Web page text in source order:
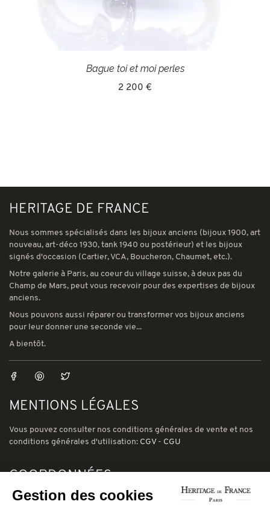
Bague toi et moi perles
2 200 €
HERITAGE DE FRANCE
Nous sommes spécialisés dans les bijoux anciens (bijoux 1900, art
nouveau, art-déco 1930, tank 1940 ou postérieur) et les bijoux
signés d'occasion (Cartier, VCA, Boucheron, Chaumet, etc.).
Notre galerie à Paris, au coeur du village suisse, à deux pas du
Champ de Mars, peut vous recevoir pour des expertises de bijoux
anciens.
Nous pouvons aussi réparer ou transformer vos bijoux anciens
pour leur donner une seconde vie...
A bientôt.
MENTIONS LÉGALES
Vous pouvez consulter nos conditions générales de vente et nos
conditions générales d'utilisation: CGV- CGU
COORDONNÉES
78 avenue de Suffren 75015 Paris
Gestion des cookies